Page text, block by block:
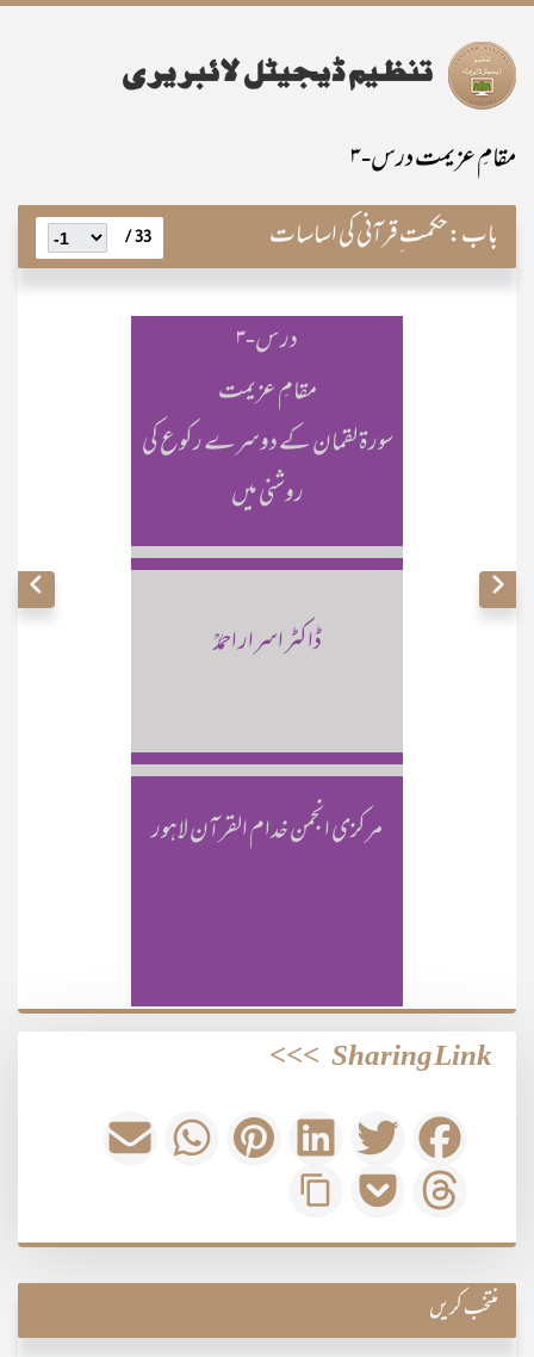
مقامِ عزیمت درس-۳
باب:حکمت ِقرآنی کی اساسات 33 /
درس-۳
مقامِ عزیمت
سورۃ لقمان کے دوسرے رکوع کی
روشنی میں
ڈاکٹر اسرار احمدؒ
مرکزی انجمن خدام القرآن لاہور
Sharing Link
>>>
منتخب کریں